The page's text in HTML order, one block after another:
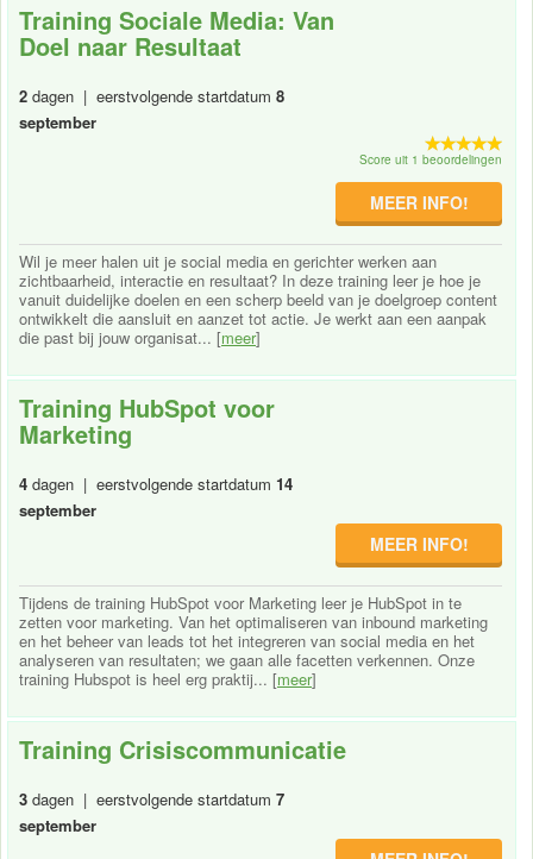
Training Sociale Media: Van
Doel naar Resultaat
2 dagen | eerstvolgende startdatum 8
september
Score uit 1 beoordelingen
MEER INFO!
Wil je meer halen uit je social media en gerichter werken aan
zichtbaarheid, interactie en resultaat? In deze training leer je hoe je
vanuit duidelijke doelen en een scherp beeld van je doelgroep content
ontwikkelt die aansluit en aanzet tot actie. Je werkt aan een aanpak
die past bij jouw organisat... [meer]
Training HubSpot voor
Marketing
4 dagen | eerstvolgende startdatum 14
september
MEER INFO!
Tijdens de training HubSpot voor Marketing leer je HubSpot in te
zetten voor marketing. Van het optimaliseren van inbound marketing
en het beheer van leads tot het integreren van social media en het
analyseren van resultaten; we gaan alle facetten verkennen. Onze
training Hubspot is heel erg praktij... [meer]
Training Crisiscommunicatie
3 dagen | eerstvolgende startdatum 7
september